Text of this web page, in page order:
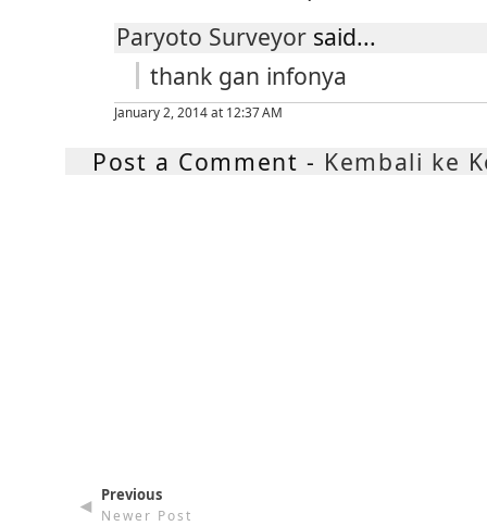
Paryoto Surveyor said...
thank gan infonya
January 2, 2014 at 12:37 AM
Post a Comment - Kembali ke
◄ Previous
Newer Post